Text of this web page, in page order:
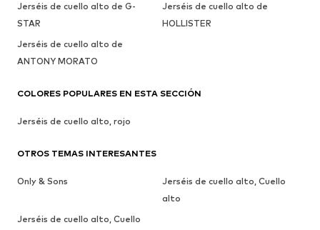
Jerséis de cuello alto de G-
STAR
Jerséis de cuello alto de
HOLLISTER
Jerséis de cuello alto de
ANTONY MORATO
COLORES POPULARES EN ESTA SECCIÓN
Jerséis de cuello alto, rojo
OTROS TEMAS INTERESANTES
Only & Sons
Jerséis de cuello alto, Cuello
alto
Jerséis de cuello alto, Cuello